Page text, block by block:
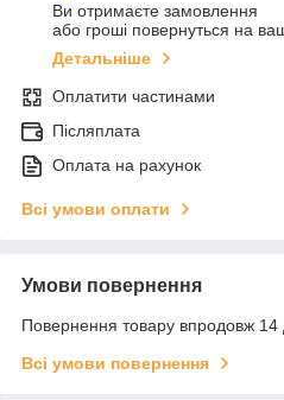
Ви отримаєте замовлення
або гроші повернуться на
Детальніше
Оплатити частинами
Післяплата
Оплата на рахунок
Всі умови оплати
Умови повернення
Повернення товару впродовж 14
Всі умови повернення